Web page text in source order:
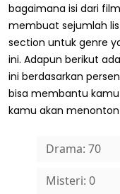
bagaimana isi dari
membuat sejumlah
section untuk genre
ini. Adapun berikut
ini berdasarkan
bisa membantu
kamu akan
Drama: 70
Misteri: 0